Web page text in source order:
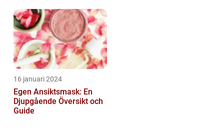
16 januari 2024
Egen Ansiktsmask: En
Djupgående Översikt och
Guide